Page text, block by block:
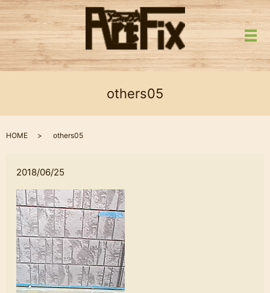
メ
others05
HOME others05
2018/06/25